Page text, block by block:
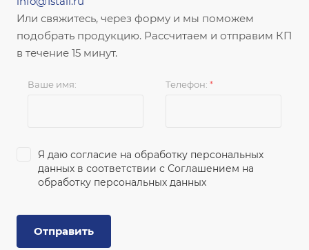
Или свяжитесь, через форму и мы поможем
подобрать продукцию. Рассчитаем и отправим КП
в течение 15 минут.
Ваше имя: Телефон: *
Я даю согласие на обработку персональных
данных в соответствии с Соглашением на
обработку персональных данных
Отправить